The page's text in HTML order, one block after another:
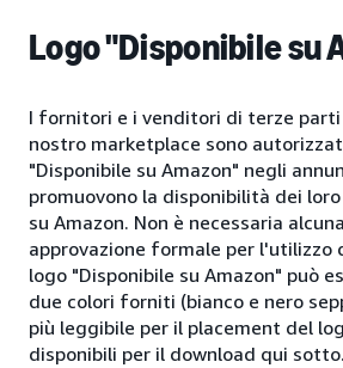
Logo "Disponibile su
I fornitori e i venditori di terze
nostro marketplace sono
"Disponibile su Amazon" negli
promuovono la disponibilità dei
su Amazon. Non è necessaria
approvazione formale per l'utilizzo
logo "Disponibile su Amazon" può
due colori forniti (bianco e nero
più leggibile per il placement del
disponibili per il download qui sotto.